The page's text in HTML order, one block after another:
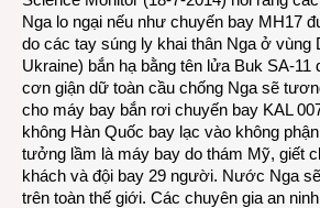
Nga lo ngại nếu như chuyến bay MH17
do các tay súng ly khai thân Nga ở vùng
Ukraine) bắn hạ bằng tên lửa Buk SA-11
cơn giận dữ toàn cầu chống Nga sẽ
cho máy bay bắn rơi chuyến bay KAL
không Hàn Quốc bay lạc vào không
tưởng lầm là máy bay do thám Mỹ, giết
khách và đội bay 29 người. Nước Nga
trên toàn thế giới. Các chuyên gia an